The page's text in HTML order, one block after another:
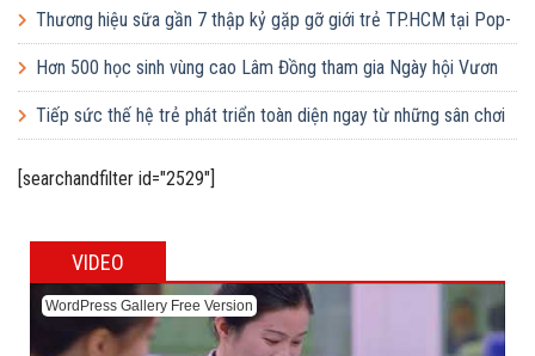
Thương hiệu sữa gần 7 thập kỷ gặp gỡ giới trẻ TP.HCM tại Pop-
up ‘Thưởng vị hè’
Hơn 500 học sinh vùng cao Lâm Đồng tham gia Ngày hội Vươn
cao Việt Nam
Tiếp sức thế hệ trẻ phát triển toàn diện ngay từ những sân chơi
[searchandfilter id="2529"]
VIDEO
WordPress Gallery Free Version